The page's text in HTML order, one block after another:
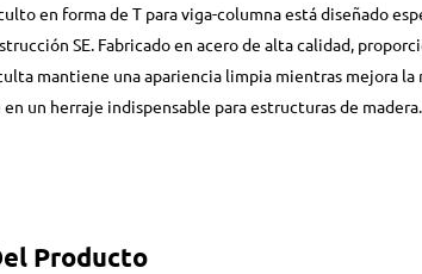
en forma de T para viga-columna está diseñado
SE. Fabricado en acero de alta calidad,
mantiene una apariencia limpia mientras mejora
un herraje indispensable para estructuras de madera.
Producto